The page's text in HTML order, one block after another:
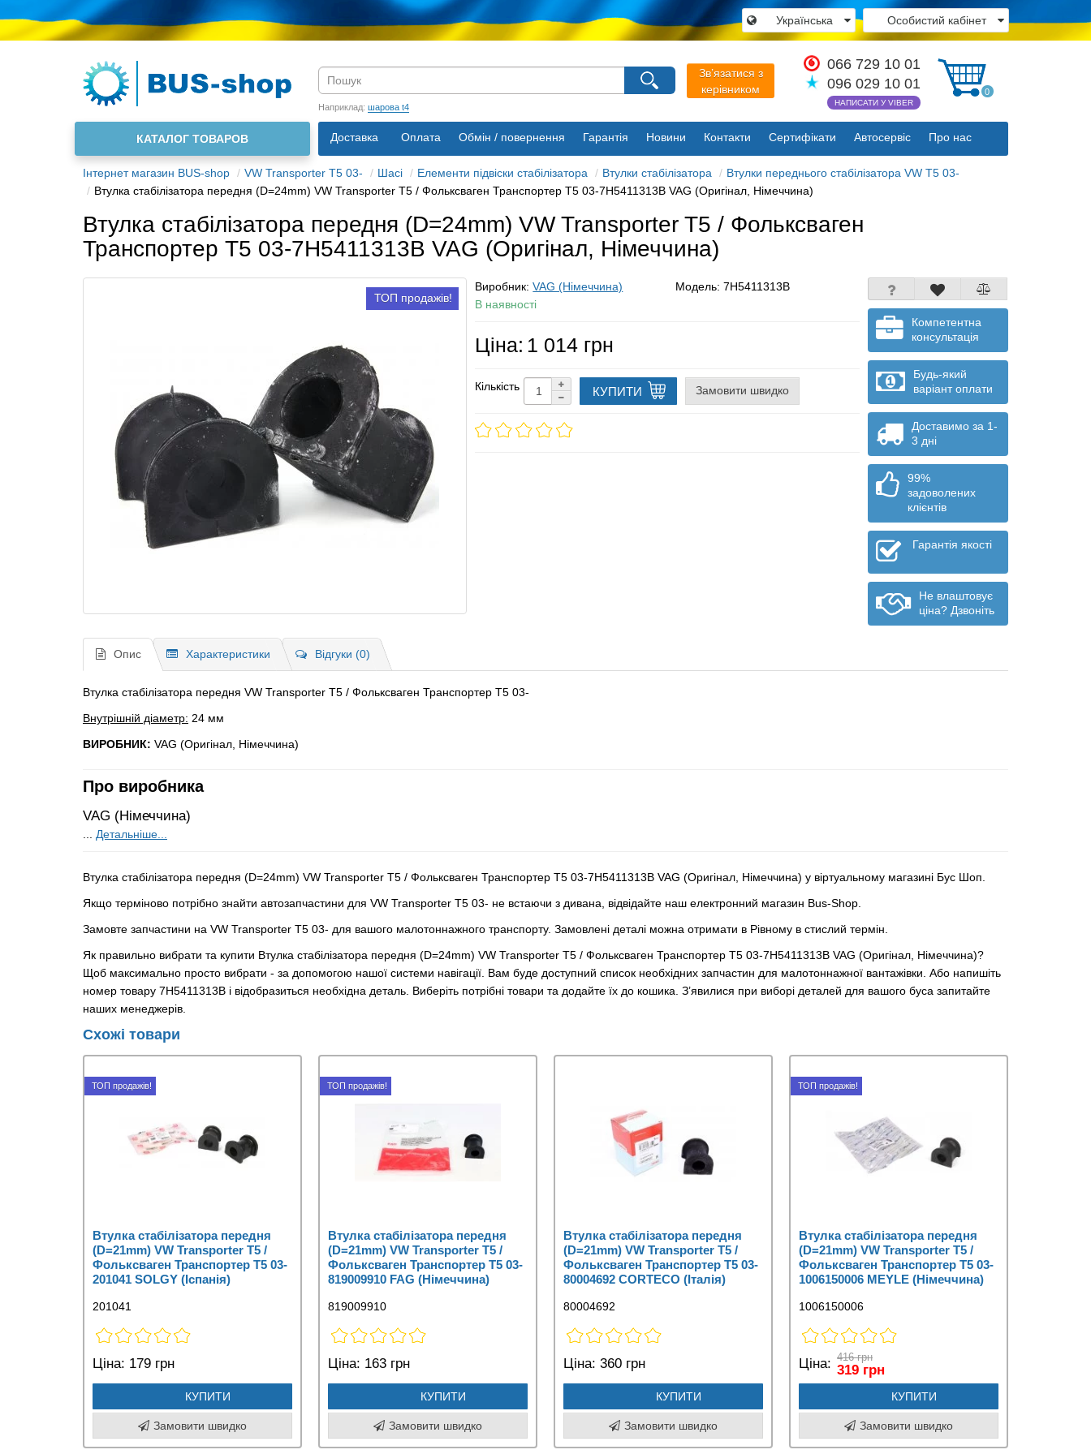
Особистий кабінет
Українська
Зв’язатися з
керівником
066 729 10 01
096 029 10 01
НАПИСАТИ У VIBER
0
Наприклад: шарова t4
Доставка Оплата Обмін / повернення Гарантія Новини Контакти Сертифікати Автосервіс Про нас
КАТАЛОГ ТОВАРОВ
Інтернет магазин BUS-shop VW Transporter T5 03- Шасі Елементи підвіски стабілізатора Втулки стабілізатора
Втулки переднього стабілізатора VW T5 03-
Втулка стабілізатора передня (D=24mm) VW Transporter T5 / Фольксваген Транспортер Т5 03-7H5411313B VAG (Оригінал, Німеччина)
×
Мова магазину
Русский
Українська
Закрити
Втулка стабілізатора передня (D=24mm) VW Transporter T5 / Фольксваген
Транспортер Т5 03-7H5411313B VAG (Оригінал, Німеччина)
ТОП продажів!
Виробник:VAG (Німеччина) Модель: 7H5411313B
В наявності
Ціна: 1 014 грн
Кількість КУПИТИ Замовити швидко
Компетентна
консультація
Будь-який
варіант оплати
Доставимо за 1-
3 дні
99%
задоволених
клієнтів
Гарантія якості
Не влаштовує
ціна? Дзвоніть
Опис Характеристики Відгуки (0)
Втулка стабілізатора передня VW Transporter T5 / Фольксваген Транспортер Т5 03-
Внутрішній діаметр: 24 мм
ВИРОБНИК: VAG (Оригінал, Німеччина)
Про виробника
VAG (Німеччина)
Детальніше...
Втулка стабілізатора передня (D=24mm) VW Transporter T5 / Фольксваген Транспортер Т5 03-7H5411313B VAG (Оригінал, Німеччина) у віртуальному магазині Бус Шоп.
Якщо терміново потрібно знайти автозапчастини для VW Transporter T5 03- не встаючи з дивана, відвідайте наш електронний магазин Bus-Shop.
Замовте запчастини на VW Transporter T5 03- для вашого малотоннажного транспорту. Замовлені деталі можна отримати в Рівному в стислий термін.
Як правильно вибрати та купити Втулка стабілізатора передня (D=24mm) VW Transporter T5 / Фольксваген Транспортер Т5 03-7H5411313B VAG (Оригінал, Німеччина)?
Щоб максимально просто вибрати - за допомогою нашої системи навігації. Вам буде доступний список необхідних запчастин для малотоннажної вантажівки. Або напишіть
номер товару 7H5411313B і відобразиться необхідна деталь. Виберіть потрібні товари та додайте їх до кошика. З’явилися при виборі деталей для вашого буса запитайте
наших менеджерів.
Схожі товари
ТОП продажів!
Втулка стабілізатора передня
(D=21mm) VW Transporter T5 /
Фольксваген Транспортер Т5 03-
201041 SOLGY (Іспанія)
201041
Ціна: 179 грн
КУПИТИ
Замовити швидко
ТОП продажів!
Втулка стабілізатора передня
(D=21mm) VW Transporter T5 /
Фольксваген Транспортер Т5 03-
819009910 FAG (Німеччина)
819009910
Ціна: 163 грн
КУПИТИ
Замовити швидко
Втулка стабілізатора передня
(D=21mm) VW Transporter T5 /
Фольксваген Транспортер Т5 03-
80004692 CORTECO (Італія)
80004692
Ціна: 360 грн
КУПИТИ
Замовити швидко
ТОП продажів!
Втулка стабілізатора передня
(D=21mm) VW Transporter T5 /
Фольксваген Транспортер Т5 03-
1006150006 MEYLE (Німеччина)
1006150006
Ціна: 416 грн
319 грн
КУПИТИ
Замовити швидко